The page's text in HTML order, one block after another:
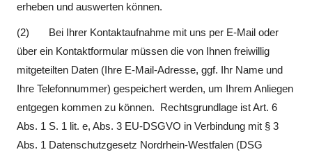
erheben und auswerten können.
(2) Bei Ihrer Kontaktaufnahme mit uns per E-Mail oder
über ein Kontaktformular müssen die von Ihnen freiwillig
mitgeteilten Daten (Ihre E-Mail-Adresse, ggf. Ihr Name und
Ihre Telefonnummer) gespeichert werden, um Ihrem Anliegen
entgegen kommen zu können. Rechtsgrundlage ist Art. 6
Abs. 1 S. 1 lit. e, Abs. 3 EU-DSGVO in Verbindung mit § 3
Abs. 1 Datenschutzgesetz Nordrhein-Westfalen (DSG